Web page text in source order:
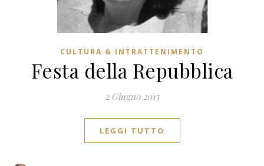
CULTURA & INTRATTENIMENTO
Festa della Repubblica
2 Giugno 2015
LEGGI TUTTO